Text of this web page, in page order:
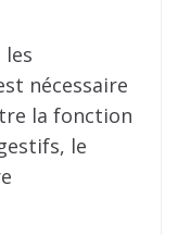
nécessaire
la fonction
le